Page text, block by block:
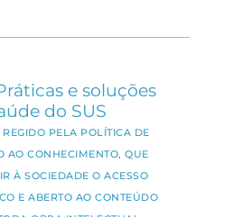
e soluções
do SUS
REGIDO PELA POLÍTICA DE
AO CONHECIMENTO, QUE
À SOCIEDADE O ACESSO
E ABERTO AO CONTEÚDO